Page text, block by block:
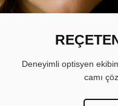
Deneyimli optisyen
camı